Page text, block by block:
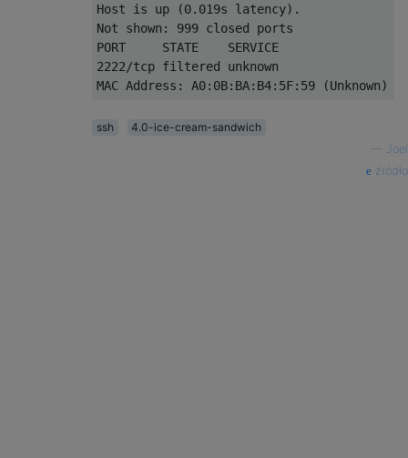
Host is up (0.019s latency).
Not shown: 999 closed ports
PORT     STATE    SERVICE
2222/tcp filtered unknown
ssh
4.0-ice-cream-sandwich
Joel
źródło